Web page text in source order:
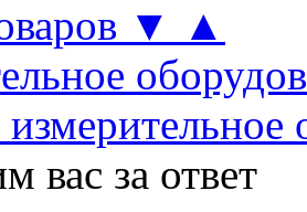
▼
▲
вас за ответ